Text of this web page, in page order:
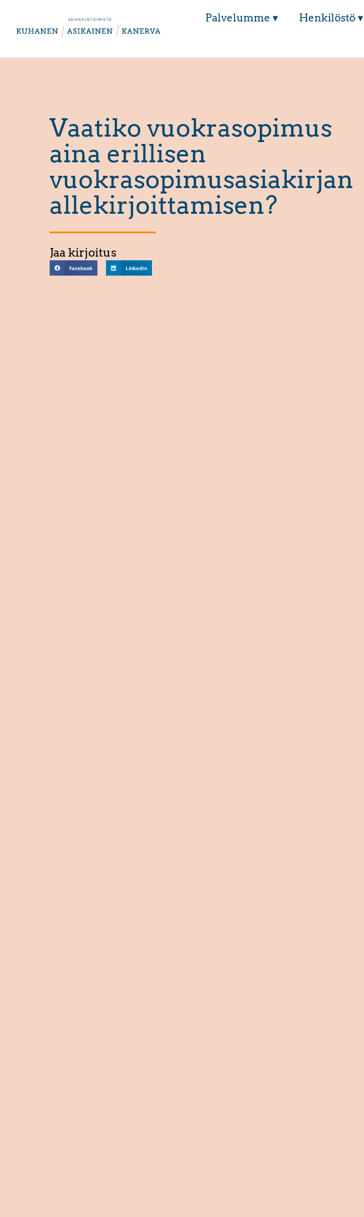
Palvelumme ▾ Henkilöstö ▾
Vaatiko vuokrasopimus
aina erillisen
vuokrasopimusasiakirjan
allekirjoittamisen?
Jaa kirjoitus
Facebook LinkedIn